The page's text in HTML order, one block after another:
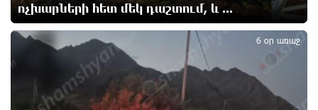
Հետվճարի փոխարեն՝ արժանապատիվ և ֆիքսված
թոշակ․ ինչու է գործող համակարգը սոցիալական
անարդարության խնդիր ստեղծում. Հրայր
Կամենդատյան
18 ժամ առաջ
ոչխարների հետ մեկ դաշտում, և ...
6 օր առաջ
4